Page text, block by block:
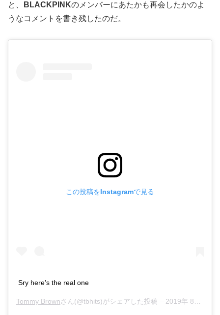
と、
BLACKPINKのメンバーにあたかも再会したかのよ
うなコメントを書き残したのだ。
この投稿をInstagramで見る
Sry here’s the real one
Tommy Brownさん(@tbhits)がシェアした投稿 – 2019年 8月月15日午前11時13分PDT